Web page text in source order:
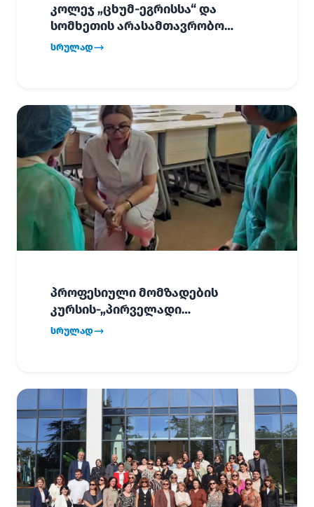
კოლეჯ „ცხუმ-ეგრისსა“ და
სომხეთის არასამთავრობო
ორგანიზაცია „Youth is Power“-ს
სრულად
პროფესიული მომზადების
კურსის-„პირველადი
გადაუდებელი დახმარება“,
სრულად